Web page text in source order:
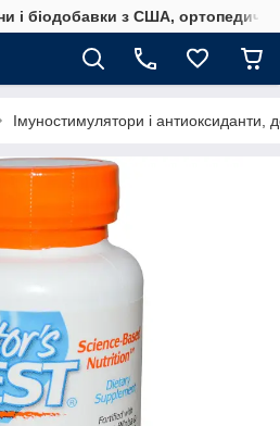
і біодобавки з США,
Імуностимулятори і антиоксиданти,